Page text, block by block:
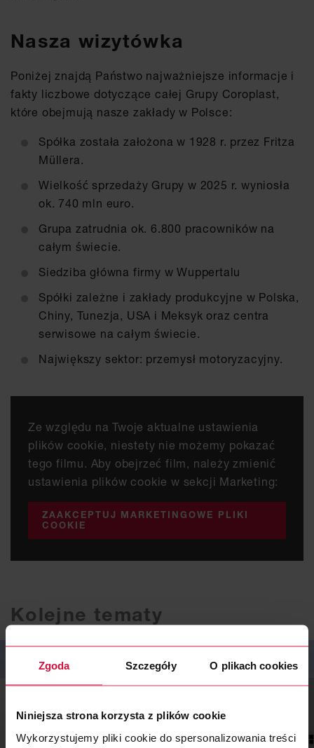
Zgoda Szczegóły O plikach cookies
Niniejsza strona korzysta z plików cookie
Wykorzystujemy pliki cookie do spersonalizowania treści
Nasza wizytówka
Poniżej znajdą Państwo najważniejsze informacje i
fakty liczbowe dotyczące całej Grupy Coroplast,
które obejmują nasze zakłady w Polsce:
Spółka została założona w 1928 r. przez Fritza
Müllera.
Wielkość sprzedaży Grupy w 2025 r. wyniosła
ok. 740 mln euro.
Grupa zatrudnia ok. 6.800 pracowników na
całym świecie.
Siedziba główna firmy w Wuppertalu
Spółki zależne i zakłady produkcyjne w Polska,
Chiny, Tunezja, USA i Meksyk oraz centra
serwisowe na całym świecie.
Największy sektor: przemysł motoryzacyjny.
Ze względu na Twoje aktualne ustawienia
plików cookie, niestety nie możemy pokazać
tego filmu. Aby obejrzeć film, należy zmienić
ustawienia plików cookie w sekcji Marketing:
ZAAKCEPTUJ MARKETINGOWE PLIKI
COOKIE
Kolejne tematy